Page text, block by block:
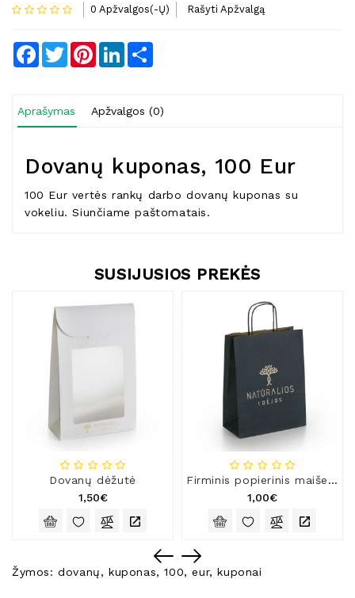
0 Apžvalgos(-Ų) Rašyti Apžvalgą
Facebook
TwitterPinterestLinkedIn
Aprašymas Apžvalgos (0)
Dovanų kuponas, 100 Eur
100 Eur vertės rankų darbo dovanų kuponas su
vokeliu. Siunčiame paštomatais.
SUSIJUSIOS PREKĖS
Dovanų dėžutė
1,50€
Firminis popierinis maišelis
1,00€
Žymos:dovanų,kuponas,100,eur,kuponai